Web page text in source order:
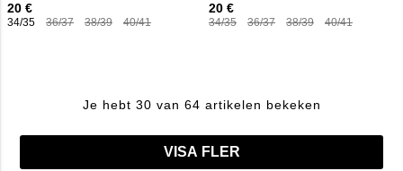
34/35 36/37 38/39 40/41
20 €
34/35 36/37 38/39 40/41
20 €
Je hebt 30 van 64 artikelen bekeken
VISA FLER